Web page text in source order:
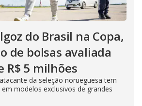
do Brasil na Copa,
de bolsas avaliada
R$ 5 milhões
da seleção norueguesa tem
modelos exclusivos de grandes